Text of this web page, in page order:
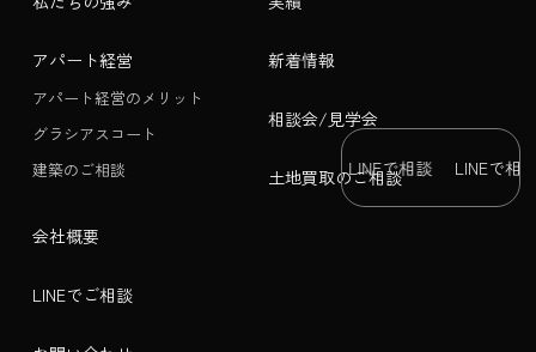
LINEで相談 LINEで相談 LINEで相談 LINEで相談
アパート経営
アパート経営のメリット
グラシアスコート
建築のご相談
新着情報
相談会/見学会
土地買取のご相談
会社概要
LINEでご相談